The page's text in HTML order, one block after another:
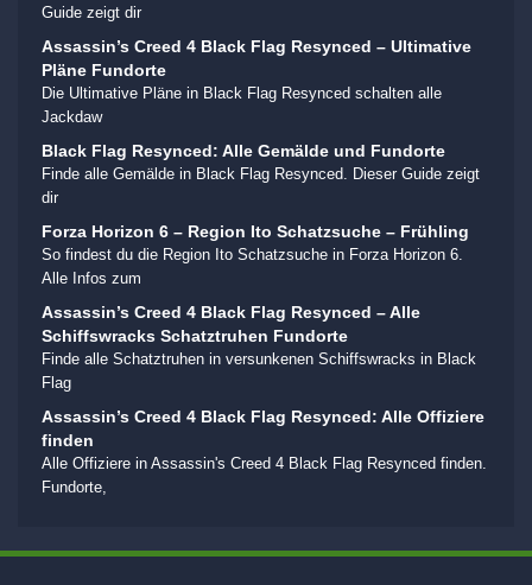
Guide zeigt dir
Assassin’s Creed 4 Black Flag Resynced – Ultimative
Pläne Fundorte
Die Ultimative Pläne in Black Flag Resynced schalten alle
Jackdaw
Black Flag Resynced: Alle Gemälde und Fundorte
Finde alle Gemälde in Black Flag Resynced. Dieser Guide zeigt
dir
Forza Horizon 6 – Region Ito Schatzsuche – Frühling
So findest du die Region Ito Schatzsuche in Forza Horizon 6.
Alle Infos zum
Assassin’s Creed 4 Black Flag Resynced – Alle
Schiffswracks Schatztruhen Fundorte
Finde alle Schatztruhen in versunkenen Schiffswracks in Black
Flag
Assassin’s Creed 4 Black Flag Resynced: Alle Offiziere
finden
Alle Offiziere in Assassin's Creed 4 Black Flag Resynced finden.
Fundorte,